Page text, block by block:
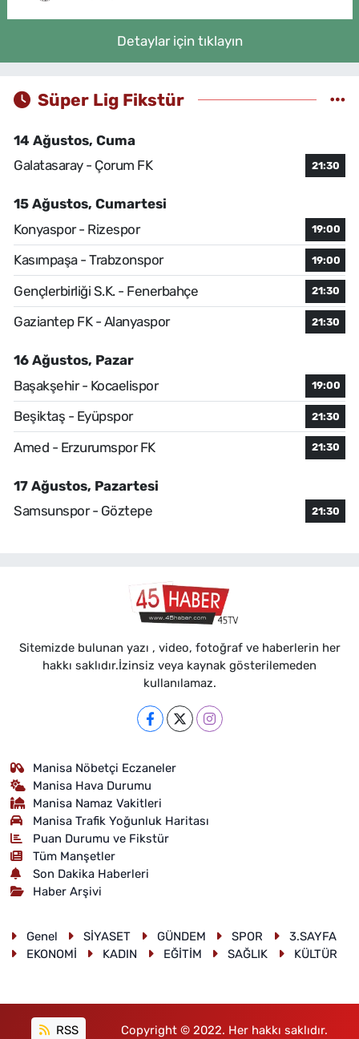
Detaylar için tıklayın
Süper Lig Fikstür
14 Ağustos, Cuma
Galatasaray - Çorum FK
21:30
15 Ağustos, Cumartesi
Konyaspor - Rizespor
19:00
Kasımpaşa - Trabzonspor 19:00
Gençlerbirliği S.K. - Fenerbahçe 21:30
Gaziantep FK - Alanyaspor 21:30
16 Ağustos, Pazar
Başakşehir - Kocaelispor
19:00
Beşiktaş - Eyüpspor 21:30
Amed - Erzurumspor FK 21:30
17 Ağustos, Pazartesi
Samsunspor - Göztepe
21:30
Sitemizde bulunan yazı , video, fotoğraf ve haberlerin her
hakkı saklıdır.İzinsiz veya kaynak gösterilemeden
kullanılamaz.
Manisa Nöbetçi Eczaneler
Manisa Hava Durumu
Manisa Namaz Vakitleri
Manisa Trafik Yoğunluk Haritası
Puan Durumu ve Fikstür
Tüm Manşetler
Son Dakika Haberleri
Haber Arşivi
Genel SİYASET GÜNDEM SPOR
3.SAYFA
EKONOMİ
KADIN EĞİTİM SAĞLIK KÜLTÜR
RSS Copyright © 2022. Her hakkı saklıdır.